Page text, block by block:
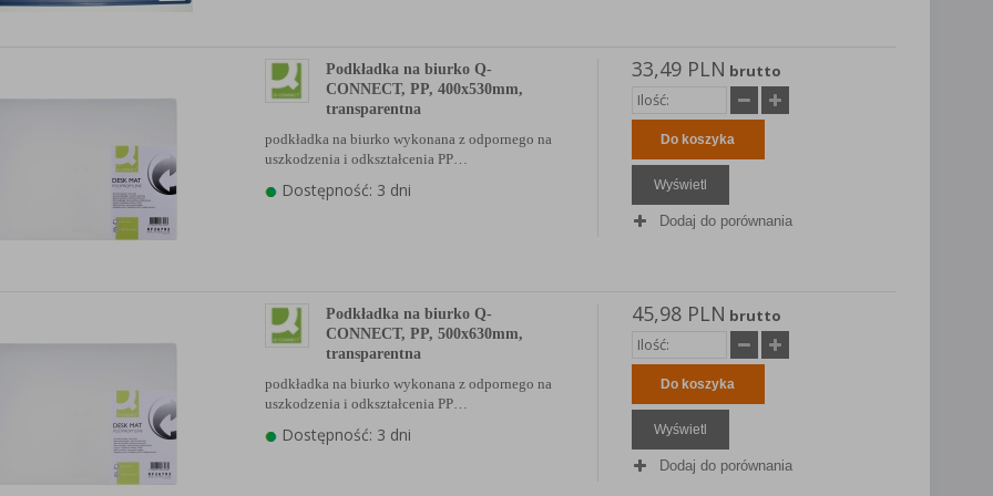
Podkładka na biurko Q-
CONNECT, PP, 400x530mm,
transparentna
podkładka na biurko wykonana z odpornego na
uszkodzenia i odkształcenia PP…
Dostępność: 3 dni
33,49 PLN brutto
Do koszyka
Wyświetl
Dodaj do porównania
Podkładka na biurko Q-
CONNECT, PP, 500x630mm,
transparentna
podkładka na biurko wykonana z odpornego na
uszkodzenia i odkształcenia PP…
Dostępność: 3 dni
45,98 PLN brutto
Do koszyka
Wyświetl
Dodaj do porównania
Partnerów (rozwiń)